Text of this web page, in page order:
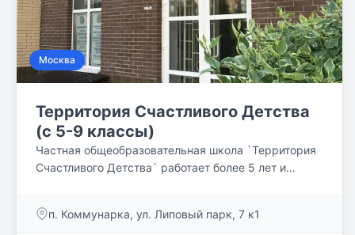
Москва
Территория Счастливого Детства
(с 5-9 классы)
Частная общеобразовательная школа `Территория
Счастливого Детства` работает более 5 лет и
предметное обучение, а практикуем
п. Коммунарка, ул. Липовый парк, 7 к1